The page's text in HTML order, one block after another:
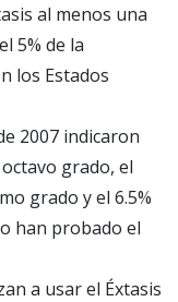
al menos una
5% de la
los Estados
2007 indicaron
grado, el
grado y el 6.5%
han probado el
a usar el Éxtasis